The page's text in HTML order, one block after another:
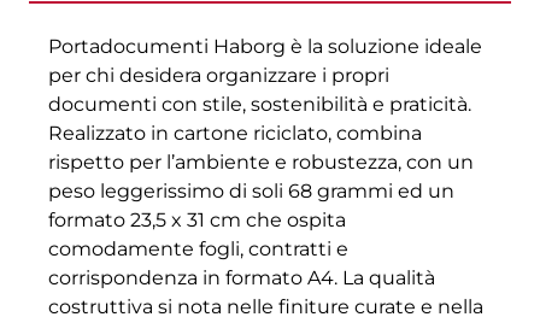
Portadocumenti Haborg è la soluzione ideale
per chi desidera organizzare i propri
documenti con stile, sostenibilità e praticità.
Realizzato in cartone riciclato, combina
rispetto per l’ambiente e robustezza, con un
peso leggerissimo di soli 68 grammi ed un
formato 23,5 x 31 cm che ospita
comodamente fogli, contratti e
corrispondenza in formato A4. La qualità
costruttiva si nota nelle finiture curate e nella